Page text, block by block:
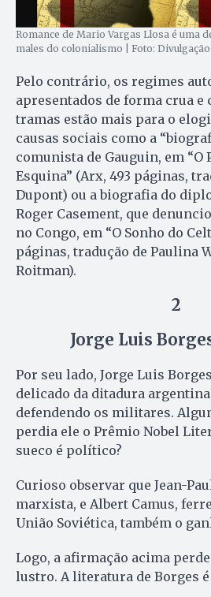
Romance de Mario Vargas Llosa é uma
males do colonialismo | Foto: Divulgação
Pelo contrário, os regimes
apresentados de forma crua e
tramas estão mais para o
causas sociais como a
comunista de Gauguin, em “O
Esquina” (Arx, 493 páginas,
Dupont) ou a biografia do
Roger Casement, que
no Congo, em “O Sonho do
páginas, tradução de Paulina
Roitman).
2
Jorge Luis
Por seu lado, Jorge Luis
delicado da ditadura
defendendo os militares.
perdia ele o Prêmio Nobel
sueco é político?
Curioso observar que Jean-
marxista, e Albert Camus,
União Soviética, também o
Logo, a afirmação acima
lustro. A literatura de Borges